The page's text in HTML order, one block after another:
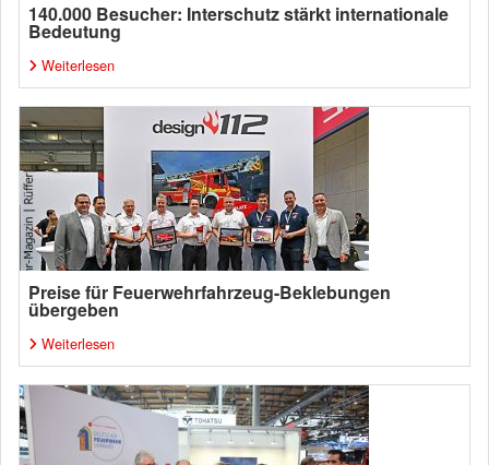
140.000 Besucher: Interschutz stärkt internationale
Bedeutung
Weiterlesen
Preise für Feuerwehrfahrzeug-Beklebungen
übergeben
Weiterlesen